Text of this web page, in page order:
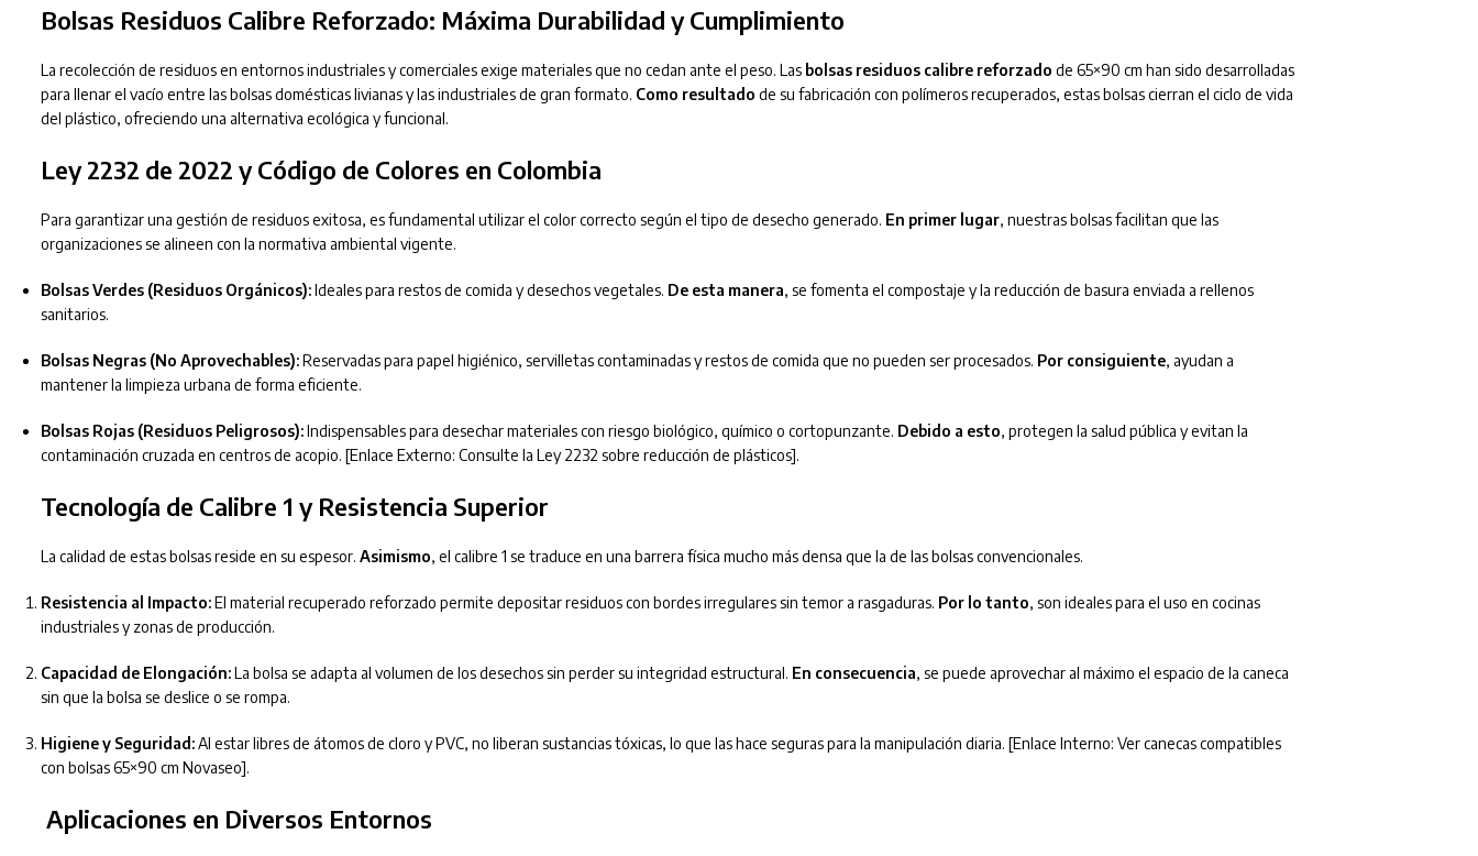
Bolsas Residuos Calibre Reforzado: Máxima Durabilidad y Cumplimiento
La recolección de residuos en entornos industriales y comerciales exige materiales que no cedan ante el peso. Las bolsas residuos calibre reforzado de 65×90 cm han sido desarrolladas
para llenar el vacío entre las bolsas domésticas livianas y las industriales de gran formato. Como resultado de su fabricación con polímeros recuperados, estas bolsas cierran el ciclo de vida
del plástico, ofreciendo una alternativa ecológica y funcional.
Ley 2232 de 2022 y Código de Colores en Colombia
Para garantizar una gestión de residuos exitosa, es fundamental utilizar el color correcto según el tipo de desecho generado. En primer lugar, nuestras bolsas facilitan que las
organizaciones se alineen con la normativa ambiental vigente.
Bolsas Verdes (Residuos Orgánicos):Ideales para restos de comida y desechos vegetales. De esta manera, se fomenta el compostaje y la reducción de basura enviada a rellenos
sanitarios.
Bolsas Negras (No Aprovechables):Reservadas para papel higiénico, servilletas contaminadas y restos de comida que no pueden ser procesados. Por consiguiente, ayudan a
mantener la limpieza urbana de forma eficiente.
Bolsas Rojas (Residuos Peligrosos):Indispensables para desechar materiales con riesgo biológico, químico o cortopunzante. Debido a esto, protegen la salud pública y evitan la
contaminación cruzada en centros de acopio. [Enlace Externo: Consulte la Ley 2232 sobre reducción de plásticos].
Tecnología de Calibre 1 y Resistencia Superior
La calidad de estas bolsas reside en su espesor. Asimismo, el calibre 1 se traduce en una barrera física mucho más densa que la de las bolsas convencionales.
Resistencia al Impacto:El material recuperado reforzado permite depositar residuos con bordes irregulares sin temor a rasgaduras. Por lo tanto, son ideales para el uso en cocinas
industriales y zonas de producción.
Capacidad de Elongación:La bolsa se adapta al volumen de los desechos sin perder su integridad estructural. En consecuencia, se puede aprovechar al máximo el espacio de la caneca
sin que la bolsa se deslice o se rompa.
Higiene y Seguridad:Al estar libres de átomos de cloro y PVC, no liberan sustancias tóxicas, lo que las hace seguras para la manipulación diaria. [Enlace Interno: Ver canecas compatibles
con bolsas 65×90 cm Novaseo].
Aplicaciones en Diversos Entornos